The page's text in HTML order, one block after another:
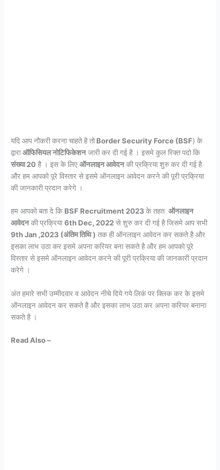
यदि आप नौकरी करना चाहते है तोBorder Security Force (BSF) के
द्वाराऑफिसियल नोटिफिकेशनजारी कर दी गई है । इसमे कुल रिक्त पदो कि
संख्या 20 है । इस के लिएऑनलाइन आवेदनकी प्रक्रिया शुरु कर दी गई है
और हम आपको पूरे विस्तार से इसमे ऑनलाइन आवेदन करने की पूरी प्रक्रिया
की जानकारी प्रदान करेगे ।
हम आपको बता दे कि BSF Recruitment 2023के तहतऑनलाइन
आवेदनकी प्रक्रिया6th Dec, 2022 से शुरु कर दी गई है जिसमे आप सभी
9th Jan ,2023 (अंतिम तिथि ) तक ही ऑनलाइन आवेदन कर सकते है और
इसका लाभ उठा कर इसमे अपना करियर बना सकते है और हम आपको पूरे
विस्तार से इसमे ऑनलाइन आवेदन करने की पूरी प्रक्रिया की जानकारी प्रदान
करेगे ।
अंत हमारे सभी उम्मीदवार व आवेदन नीचे दिये गये लिकं पर क्लिक कर के इसमे
ऑनलाइन आवेदन कर सकते है और इसका लाभ उठा कर अपना करियर बनाना
सकते है ।
Read Also –